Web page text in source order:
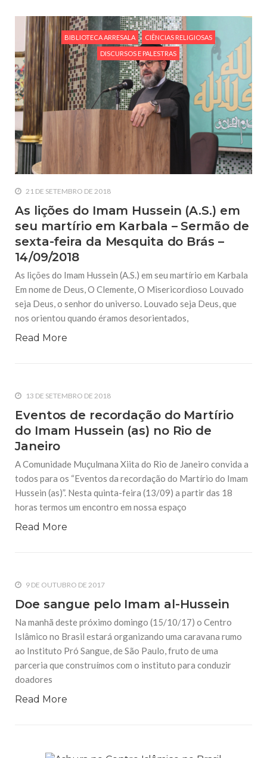
BIBLIOTECA ARRESALA CIÊNCIAS RELIGIOSAS
DISCURSOS E PALESTRAS
21 DE SETEMBRO DE 2018
As lições do Imam Hussein (A.S.) em
seu martírio em Karbala – Sermão de
sexta-feira da Mesquita do Brás –
14/09/2018
As lições do Imam Hussein (A.S.) em seu martírio em Karbala
Em nome de Deus, O Clemente, O Misericordioso Louvado
seja Deus, o senhor do universo. Louvado seja Deus, que
nos orientou quando éramos desorientados,
Read More
13 DE SETEMBRO DE 2018
Eventos de recordação do Martírio
do Imam Hussein (as) no Rio de
Janeiro
A Comunidade Muçulmana Xiita do Rio de Janeiro convida a
todos para os “Eventos da recordação do Martírio do Imam
Hussein (as)”. Nesta quinta-feira (13/09) a partir das 18
horas termos um encontro em nossa espaço
Read More
9 DE OUTUBRO DE 2017
Doe sangue pelo Imam al-Hussein
Na manhã deste próximo domingo (15/10/17) o Centro
Islâmico no Brasil estará organizando uma caravana rumo
ao Instituto Pró Sangue, de São Paulo, fruto de uma
parceria que construímos com o instituto para conduzir
doadores
Read More